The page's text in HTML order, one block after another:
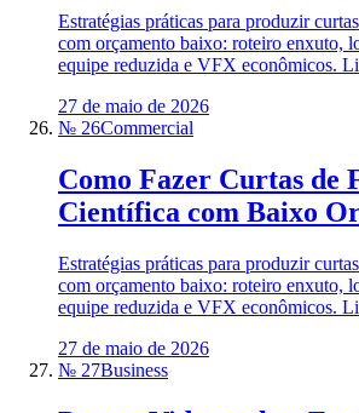
Estratégias práticas para produzir
com orçamento baixo: roteiro enxuto,
equipe reduzida e VFX econômicos.
27 de maio de 2026
№ 26Commercial
Como Fazer Curtas de
Científica com Baixo
Estratégias práticas para produzir
com orçamento baixo: roteiro enxuto,
equipe reduzida e VFX econômicos.
27 de maio de 2026
№ 27Business